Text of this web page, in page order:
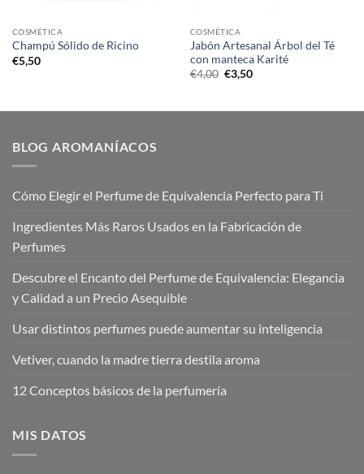
COSMÉTICA
Champú Sólido de Ricino
€5,50
COSMÉTICA
Jabón Artesanal Árbol del Té
con manteca Karité
€4,00 El
precio
€4,00.
€3,50El
€3,50.
BLOG AROMANÍACOS
Cómo Elegir el Perfume de Equivalencia Perfecto para Ti
Ingredientes Más Raros Usados en la Fabricación de
Perfumes
Descubre el Encanto del Perfume de Equivalencia: Elegancia
y Calidad a un Precio Asequible
Usar distintos perfumes puede aumentar su inteligencia
Vetiver, cuando la madre tierra destila aroma
12 Conceptos básicos de la perfumería
MIS DATOS